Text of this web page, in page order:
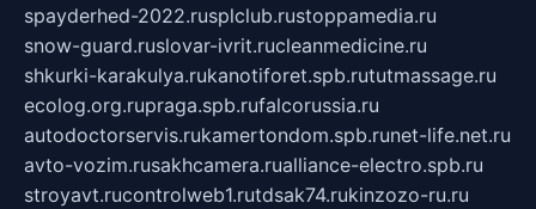
spayderhed-2022.rusplclub.rustoppamedia.ru
snow-guard.ruslovar-ivrit.rucleanmedicine.ru
shkurki-karakulya.rukanotiforet.spb.rututmassage.ru
ecolog.org.rupraga.spb.rufalcorussia.ru
autodoctorservis.rukamertondom.spb.runet-life.net.ru
avto-vozim.rusakhcamera.rualliance-electro.spb.ru
stroyavt.rucontrolweb1.rutdsak74.rukinzozo-ru.ru